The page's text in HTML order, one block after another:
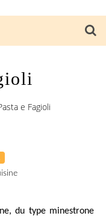
e Fagioli
du type minestrone